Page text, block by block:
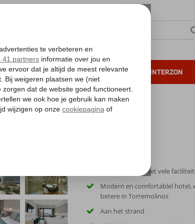
VERRE REIZEN ALL INCLUSIVE WINTERZON
Ruim complex met vele
Modern en comfortablel hotel,
betere in Torremolinos
Aan het strand